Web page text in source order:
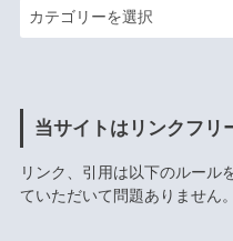
当サイトはリンクフリ
リンク、引用は以下のルール
ていただいて問題ありません。